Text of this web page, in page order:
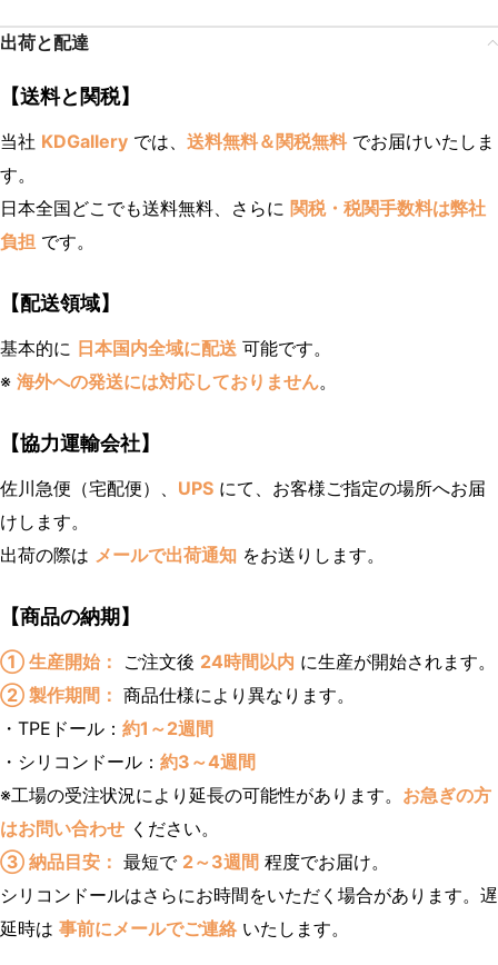
出荷と配達
【送料と関税】
当社 KDGallery では、 送料無料＆関税無料でお届けいたしま
す。
日本全国どこでも送料無料、さらに 関税・税関手数料は弊社
負担 です。
【配送領域】
基本的に 日本国内全域に配送 可能です。
※ 海外への発送には対応しておりません。
【協力運輸会社】
佐川急便（宅配便）、 UPS にて、お客様ご指定の場所へお届
けします。
出荷の際は メールで出荷通知 をお送りします。
【商品の納期】
① 生産開始： ご注文後 24時間以内 に生産が開始されます。
② 製作期間： 商品仕様により異なります。
・TPEドール： 約1～2週間
・シリコンドール： 約3～4週間
※工場の受注状況により延長の可能性があります。 お急ぎの方
はお問い合わせ ください。
③ 納品目安： 最短で 2～3週間 程度でお届け。
シリコンドールはさらにお時間をいただく場合があります。遅
延時は 事前にメールでご連絡 いたします。